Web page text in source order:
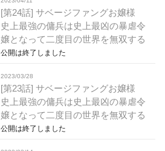
[第24話] サベージファングお嬢様
史上最強の傭兵は史上最凶の暴虐令
嬢となって二度目の世界を無双する
公開は終了しました
2023/03/28
[第23話] サベージファングお嬢様
史上最強の傭兵は史上最凶の暴虐令
嬢となって二度目の世界を無双する
公開は終了しました